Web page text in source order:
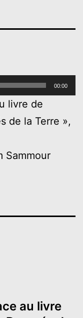
00:00
livre de
de la Terre »,
Sammour
au livre